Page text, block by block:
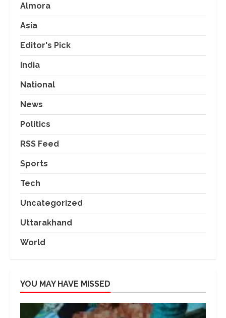
Almora
Asia
Editor's Pick
India
National
News
Politics
RSS Feed
Sports
Tech
Uncategorized
Uttarakhand
World
YOU MAY HAVE MISSED